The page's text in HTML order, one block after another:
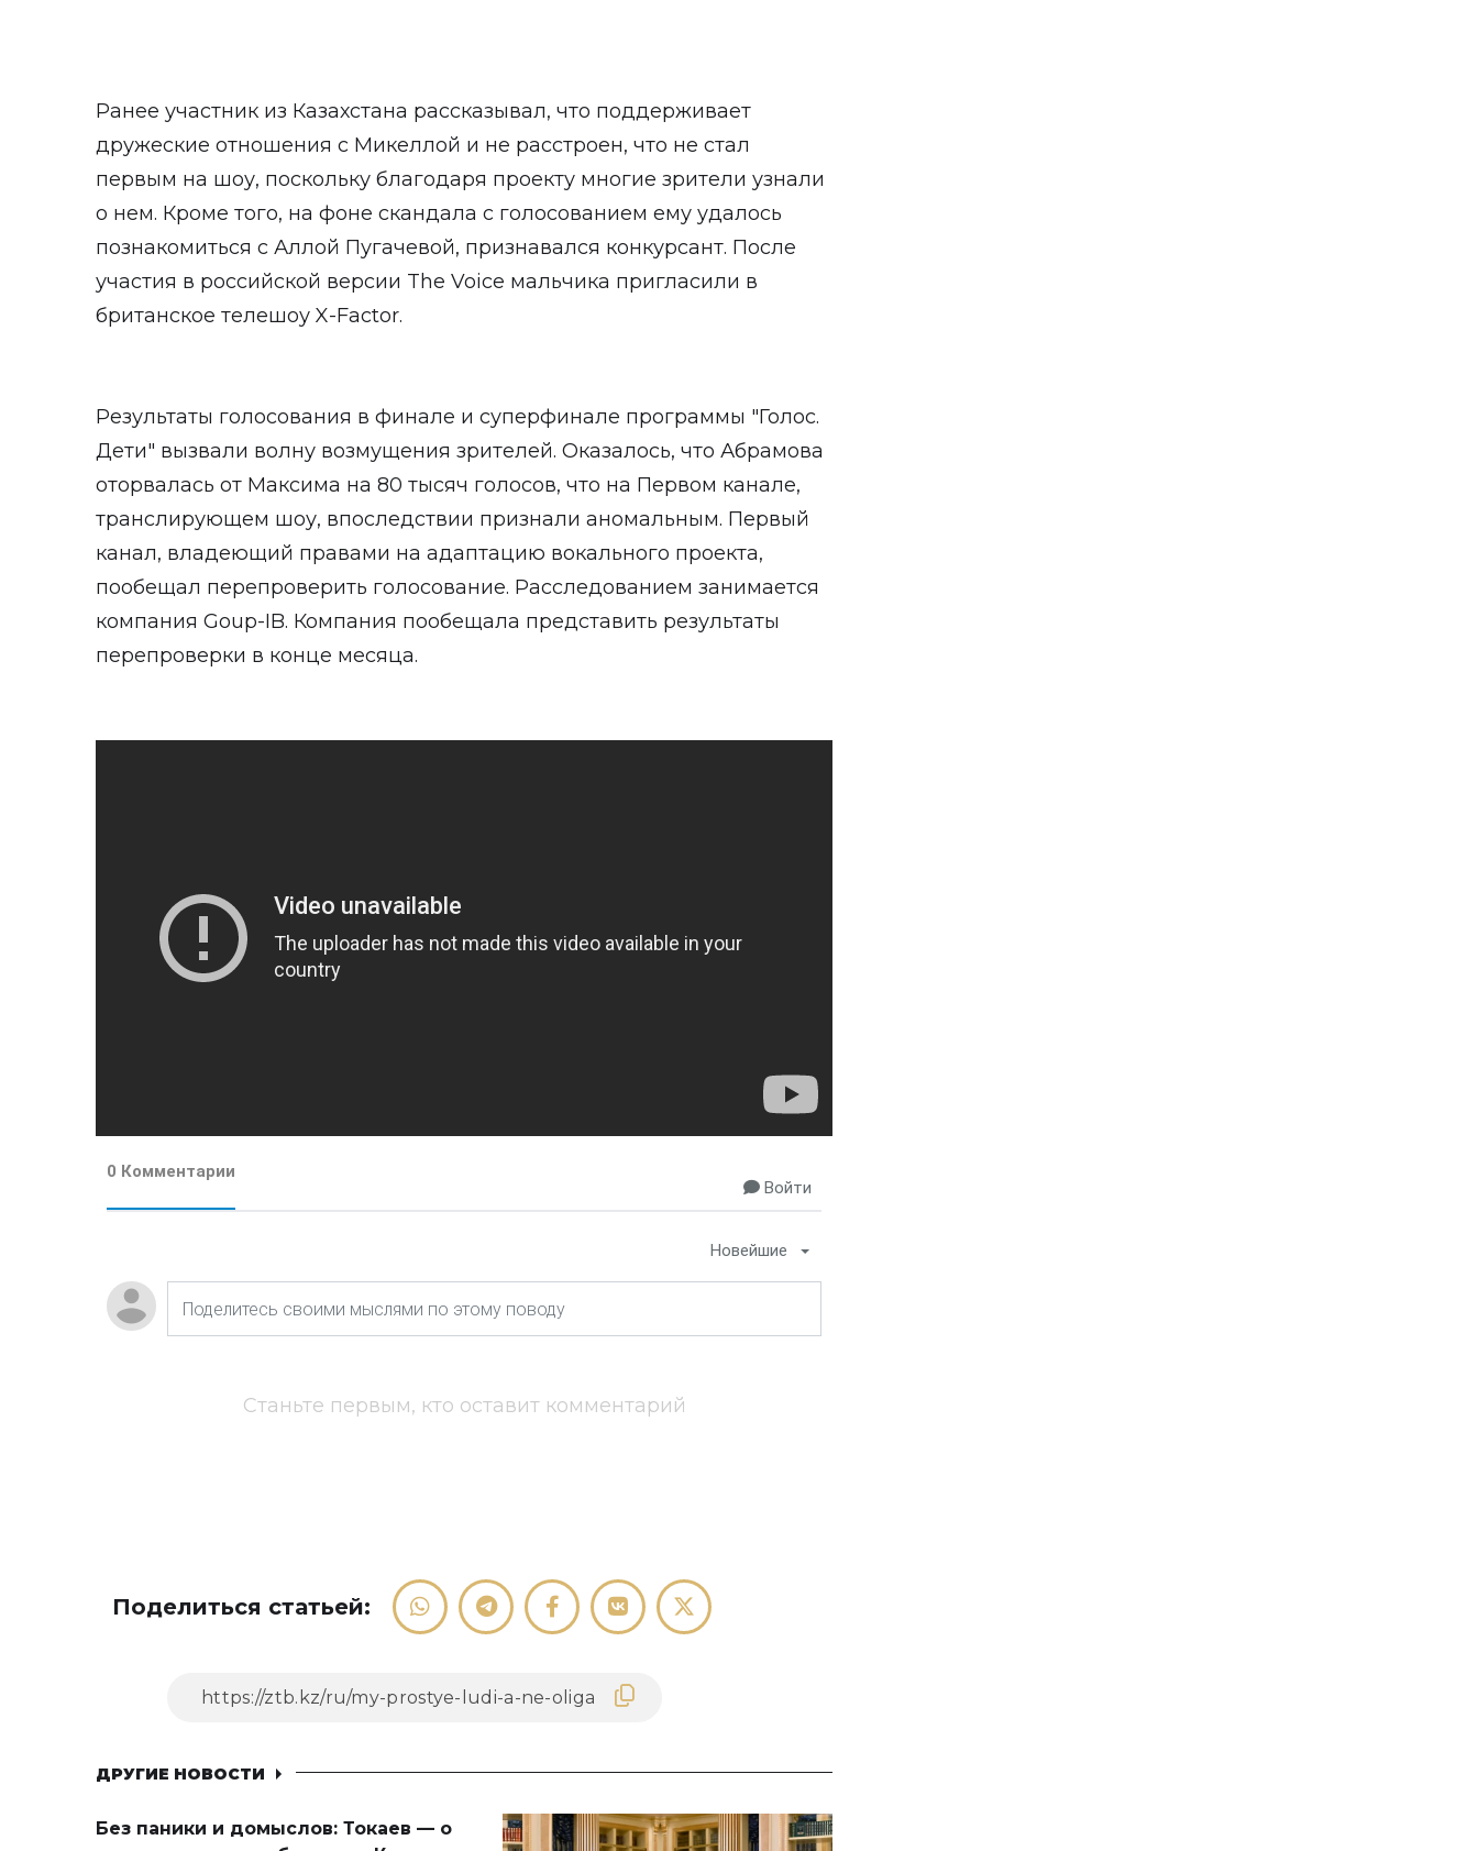
Ранее участник из Казахстана рассказывал, что поддерживает
дружеские отношения с Микеллой и не расстроен, что не стал
первым на шоу, поскольку благодаря проекту многие зрители узнали
о нем. Кроме того, на фоне скандала с голосованием ему удалось
познакомиться с Аллой Пугачевой, признавался конкурсант. После
участия в российской версии The Voice мальчика пригласили в
британское телешоу X-Factor.
Результаты голосования в финале и суперфинале программы "Голос.
Дети" вызвали волну возмущения зрителей. Оказалось, что Абрамова
оторвалась от Максима на 80 тысяч голосов, что на Первом канале,
транслирующем шоу, впоследствии признали аномальным. Первый
канал, владеющий правами на адаптацию вокального проекта,
пообещал перепроверить голосование. Расследованием занимается
компания Goup-IB. Компания пообещала представить результаты
перепроверки в конце месяца.
0 Комментарии
Войти
Новейшие
Станьте первым, кто оставит комментарий
Поделиться статьей:
ДРУГИЕ НОВОСТИ
Без паники и домыслов: Токаев — о